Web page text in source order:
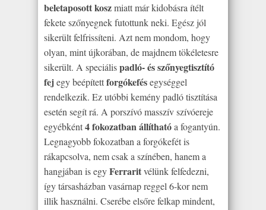
beletaposott koszmiatt már kidobásra ítélt
fekete szőnyegnek futottunk neki. Egész jól
sikerült felfrissíteni. Azt nem mondom, hogy
olyan, mint újkorában, de majdnem tökéletesre
sikerült. A speciálispadló- és szőnyegtisztító
fejegy beépítettforgókefésegységgel
rendelkezik. Ez utóbbi kemény padló tisztítása
esetén segít rá. A porszívó masszív szívóereje
egyébként4 fokozatban állíthatóa fogantyún.
Legnagyobb fokozatban a forgókefét is
rákapcsolva, nem csak a színében, hanem a
hangjában is egyFerraritvélünk felfedezni,
így társasházban vasárnap reggel 6-kor nem
illik használni. Cserébe elsőre felkap mindent,